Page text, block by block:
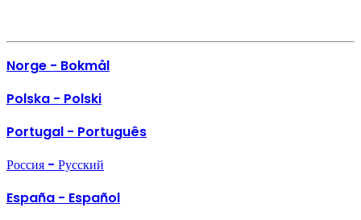
Norge - Bokmål
Polska - Polski
Portugal - Português
Россия - Русский
España - Español